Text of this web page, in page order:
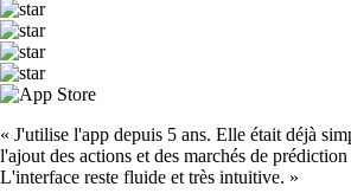
« J'utilise l'app depuis 5 ans. Elle était déjà
l'ajout des actions et des marchés de
L'interface reste fluide et très intuitive. »